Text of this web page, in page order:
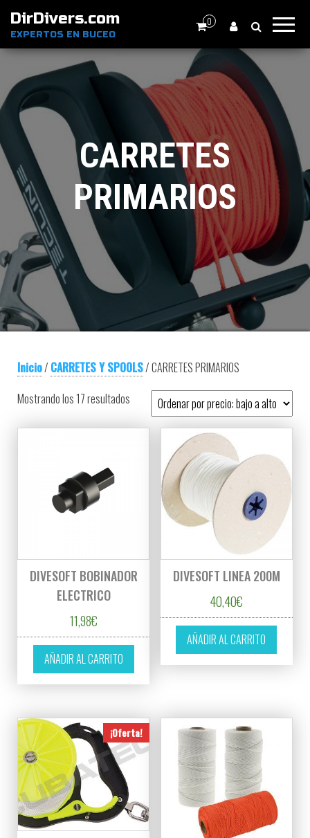
DirDivers.com
EXPERTOS EN BUCEO
0
CARRETES
PRIMARIOS
Inicio/ CARRETES Y SPOOLS/ CARRETES PRIMARIOS
Mostrando los 17 resultados Ordenado por precio: bajo a alto
DIVESOFT BOBINADOR
ELECTRICO
11,98€
AÑADIR AL CARRITO
DIVESOFT LINEA 200M
40,40€
AÑADIR AL CARRITO
¡Oferta!